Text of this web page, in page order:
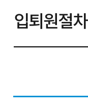
입퇴원절차